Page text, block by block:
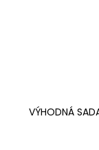
VÝHODNÁ